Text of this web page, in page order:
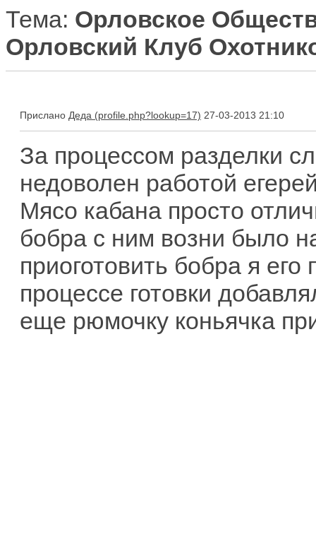
Тема: Орловское
Орловский Клуб
Прислано Деда 27-03-2013 21:10
За процессом разделки
недоволен работой
Мясо кабана просто
бобра с ним возни было
приоготовить бобра я
процессе готовки
еще рюмочку коньячка